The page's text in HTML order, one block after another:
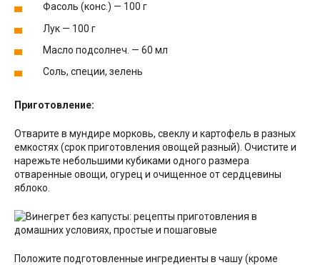
Фасоль (конс.) — 100 г
Лук — 100 г
Масло подсолнеч. — 60 мл
Соль, специи, зелень
Приготовление:
Отварите в мундире морковь, свеклу и картофель в разных
емкостях (срок приготовления овощей разный). Очистите и
нарежьте небольшими кубиками одного размера
отваренные овощи, огурец и очищенное от сердцевины
яблоко.
Положите подготовленные ингредиенты в чашу (кроме